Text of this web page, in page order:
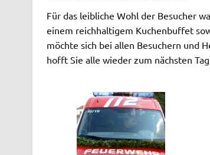
Für das leibliche Wohl der Besucher
einem reichhaltigem Kuchenbuffet
möchte sich bei allen Besuchern und
hofft Sie alle wieder zum nächsten